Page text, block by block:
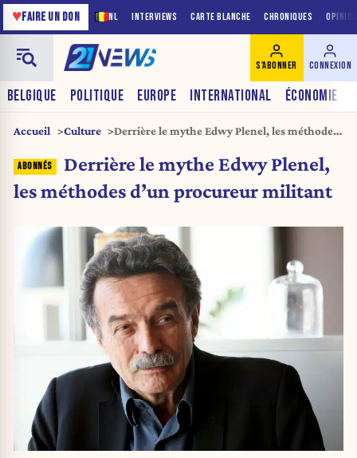
NL INTERVIEWS CARTE BLANCHE CHRONIQUES
♥FAIRE UN DON
BELGIQUE POLITIQUE EUROPE INTERNATIONAL ÉCONOMIE
S'ABONNER CONNEXION
Accueil Culture
Derrière le mythe Edwy Plenel, les méthodes
Derrière le mythe Edwy Plenel,
les méthodes d’un procureur militant